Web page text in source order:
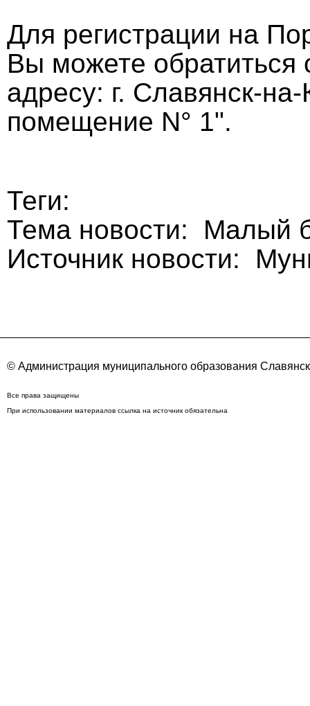
Для регистрации на
Вы можете
адресу: г. Славянск-
помещение N° 1".
Теги:
Тема новости: Малый
Источник новости:
© Администрация муниципального образования
Все права защищены
При использовании материалов ссылка на источник обязательна